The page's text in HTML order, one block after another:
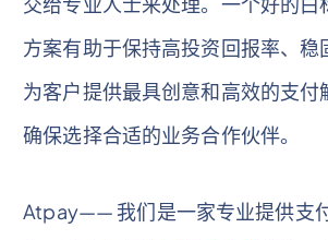
方案有助于保持高投资回报率、稳
为客户提供最具创意和高效的支付
确保选择合适的业务合作伙伴。
Atpay—— 我们是一家专业提供支